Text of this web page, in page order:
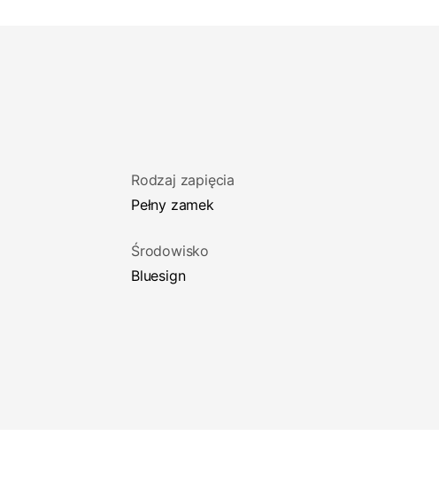
Rodzaj zapięcia
Pełny zamek
Środowisko
Bluesign